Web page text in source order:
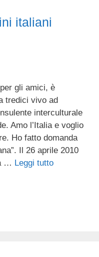
italiani
gli amici, è
tredici vivo ad
interculturale
Amo l’Italia e voglio
Ho fatto domanda
Il 26 aprile 2010
… Leggi tutto